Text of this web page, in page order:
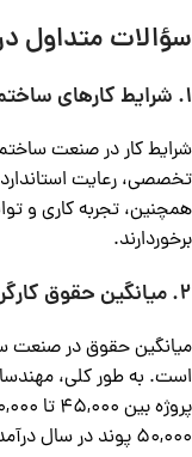
سؤالات متداول
1. شرایط کارهای ساختمانی در لندن چیست؟
شرایط کار در صنعت
تخصصی، رعایت
همچنین، تجربه کاری و
برخوردارند.
2. میانگین حقوق کارگران ساختمانی در لندن چقدر است؟
میانگین حقوق در صنعت
50,000 پوند در سال درآمد دارند.